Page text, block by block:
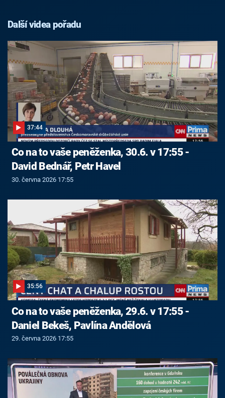
Další videa pořadu
37:44
Co na to vaše peněženka, 30.6. v 17:55 -
David Bednář, Petr Havel
30. června 2026 17:55
35:56
Co na to vaše peněženka, 29.6. v 17:55 -
Daniel Bekeš, Pavlína Andělová
29. června 2026 17:55